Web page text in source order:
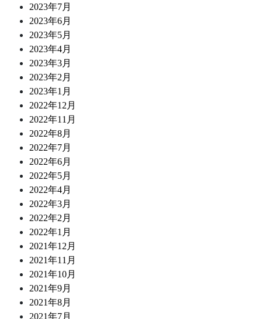
2023年7月
2023年6月
2023年5月
2023年4月
2023年3月
2023年2月
2023年1月
2022年12月
2022年11月
2022年8月
2022年7月
2022年6月
2022年5月
2022年4月
2022年3月
2022年2月
2022年1月
2021年12月
2021年11月
2021年10月
2021年9月
2021年8月
2021年7月